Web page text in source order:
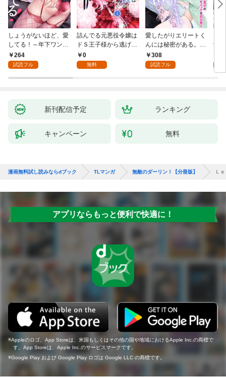
しょうがないほど、愛
してる！～年下ワンコ
秋くんの一途な溺愛暴
走中～1
264
試読フル
詰んでる元悪役令嬢は
ドＳ王子様から逃げ出
したい 【分冊版】 1
0
無料
愛したがりエリートく
んには秘密がある。～
沼系男子の甘くてエッ
チな恋の罠～(1)
308
試読フル
愛
新刊配信予定 ランキング
キャンペーン 無料
漫画無料試し読みならdブック TLマンガ 無敵のダーリン！【分冊版】 Ｌ
アプリならもっと便利で快適に！
Appleのロゴ、App Storeは、米国もしくはその他の国や地域におけるApple Inc.の商標で
す。App Storeは、Apple Inc.のサービスマークです。
Google Play および Google Play ロゴは Google LLC の商標です。